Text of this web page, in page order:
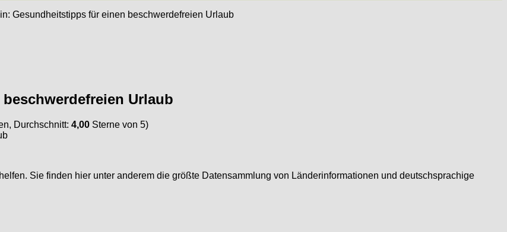
Gesundheitstipps für einen beschwerdefreien Urlaub
Urlaub
Durchschnitt: 4,00 Sterne von 5)
Sie finden hier unter anderem die größte Datensammlung von Länderinformationen und deutschsprachige